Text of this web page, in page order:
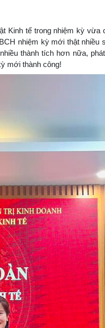
Kinh tế trong nhiệm kỳ vừa
nhiệm kỳ mới thật nhiều
thành tích hơn nữa,
mới thành công!